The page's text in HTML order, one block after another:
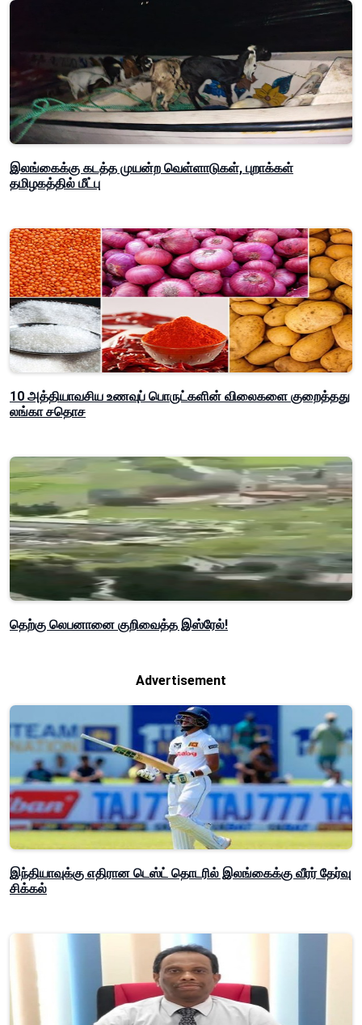
இலங்கைக்கு கடத்த முயன்ற வெள்ளாடுகள், புறாக்கள்
தமிழகத்தில் மீட்பு
10 அத்தியாவசிய உணவுப் பொருட்களின் விலைகளை குறைத்தது
லங்கா சதொச
தெற்கு லெபனானை குறிவைத்த இஸ்ரேல்!
Advertisement
இந்தியாவுக்கு எதிரான டெஸ்ட் தொடரில் இலங்கைக்கு வீரர் தேர்வு
சிக்கல்